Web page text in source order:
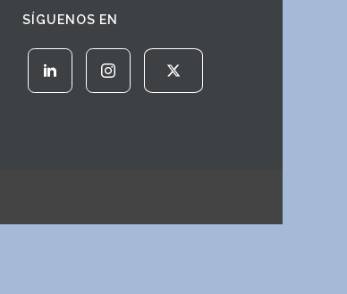
SÍGUENOS EN